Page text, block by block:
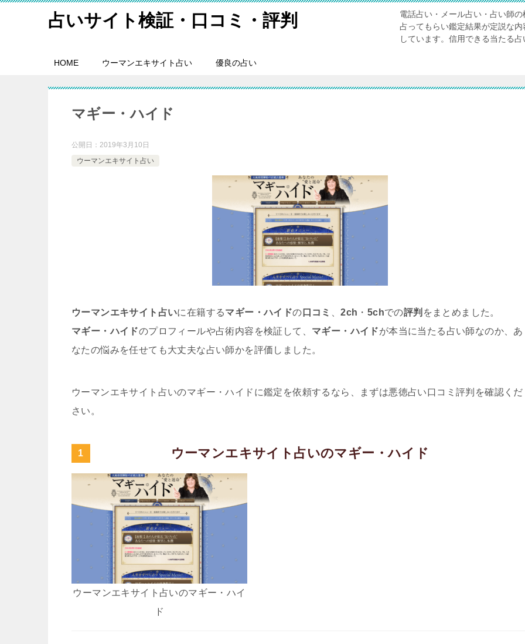
占いサイト検証・口コミ・評判
電話占い・メール占い・占い師
占ってもらい鑑定結果が定説な
しています。信用できる当たる
HOME ウーマンエキサイト占い 優良の占い
マギー・ハイド
公開日： 2019年3月10日
ウーマンエキサイト占い
ウーマンエキサイト占いに在籍するマギー・ハイドの 口コミ 、2ch ・ 5chでの評判 をまとめました。
マギー・ハイドのプロフィールや占術内容を検証して、 マギー・ハイドが本当に当たる占い師なのか、あ
なたの悩みを任せても大丈夫な占い師かを評価しました。
ウーマンエキサイト占いのマギー・ハイドに鑑定を依頼するなら、まずは悪徳占い口コミ評判を確認くだ
さい。
ウーマンエキサイト占いのマギー・ハイド
ウーマンエキサイト占いのマギー・ハイ
ド